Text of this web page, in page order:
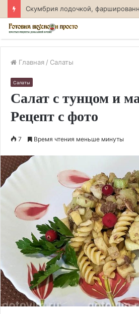
Главная / Салаты
Салаты
Салат с тунцом и
Рецепт с фото
7 Время чтения меньше минуты